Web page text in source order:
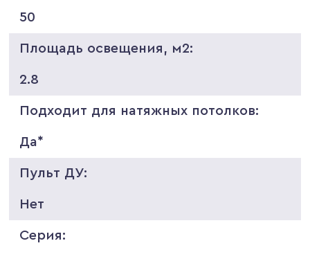
50
Площадь освещения, м2:
2.8
Подходит для натяжных потолков:
Да*
Пульт ДУ:
Нет
Серия: